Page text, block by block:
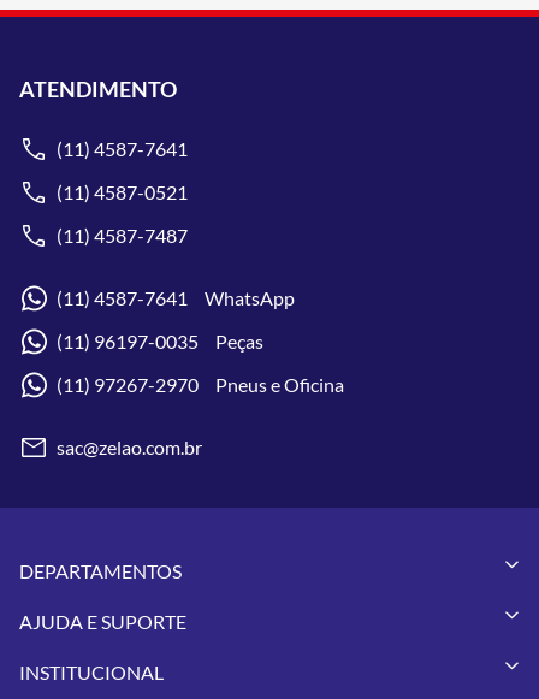
ATENDIMENTO
(11) 4587-7641
(11) 4587-0521
(11) 4587-7487
(11) 4587-7641 WhatsApp
(11) 96197-0035 Peças
(11) 97267-2970 Pneus e Oficina
sac@zelao.com.br
DEPARTAMENTOS
Vestuários
Pneus
AJUDA E SUPORTE
Meus Pedidos
INSTITUCIONAL